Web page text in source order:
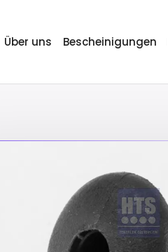
Über uns Bescheinigungen